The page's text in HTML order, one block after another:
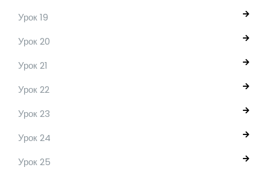
Урок 19
Урок 20
Урок 21
Урок 22
Урок 23
Урок 24
Урок 25